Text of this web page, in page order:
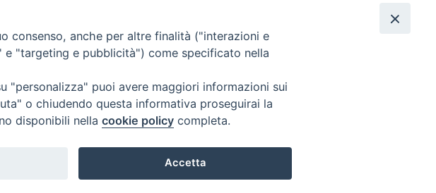
consenso, anche per altre finalità ("interazioni e
"targeting e pubblicità") come specificato nella
"personalizza" puoi avere maggiori informazioni sui
o chiudendo questa informativa proseguirai la
disponibili nella cookie policy completa.
Accetta